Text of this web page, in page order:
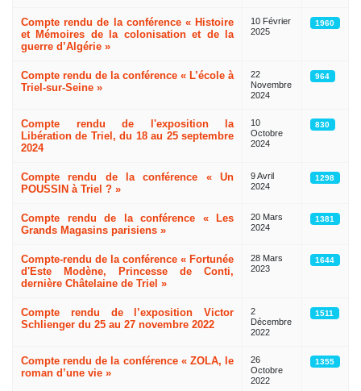
Compte rendu de la conférence « Histoire
et Mémoires de la colonisation et de la
guerre d’Algérie »
10 Février
2025
1960
Compte rendu de la conférence « L’école à
Triel-sur-Seine »
22
Novembre
2024
964
Compte rendu de l'exposition la
Libération de Triel, du 18 au 25 septembre
2024
10
Octobre
2024
830
Compte rendu de la conférence « Un
POUSSIN à Triel ? »
9 Avril
2024
1298
Compte rendu de la conférence « Les
Grands Magasins parisiens »
20 Mars
2024
1381
Compte-rendu de la conférence « Fortunée
d'Este Modène, Princesse de Conti,
dernière Châtelaine de Triel »
28 Mars
2023
1644
Compte rendu de l’exposition Victor
Schlienger du 25 au 27 novembre 2022
2
Décembre
2022
1511
Compte rendu de la conférence « ZOLA, le
roman d’une vie »
26
Octobre
2022
1355